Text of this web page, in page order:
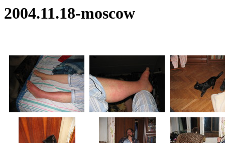
2004.11.18-moscow